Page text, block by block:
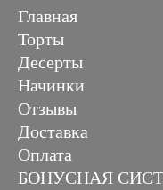
Главная
Торты
Десерты
Начинки
Отзывы
Доставка
Оплата
БОНУСНАЯ